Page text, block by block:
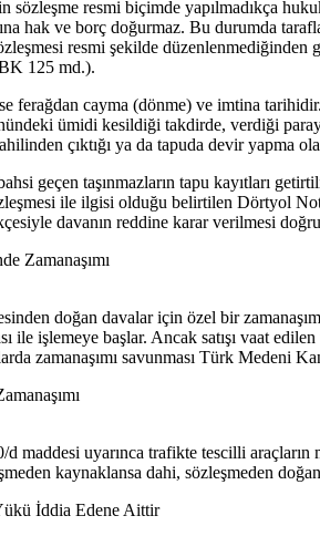
sözleşme resmi biçimde
hak ve borç doğurmaz. Bu durumda
resmi şekilde
125 md.).
ferağdan cayma (dönme) ve imtina
ümidi kesildiği takdirde, verdiği
çıktığı ya da tapuda devir
geçen taşınmazların tapu kayıtları
ile ilgisi olduğu belirtilen Dörtyol
davanın reddine karar verilmesi
Zamanaşımı
doğan davalar için özel bir
ile işlemeye başlar. Ancak satışı vaat
zamanaşımı savunması Türk Medeni
maddesi uyarınca trafikte tescilli
kaynaklansa dahi, sözleşmeden
İddia Edene Aittir